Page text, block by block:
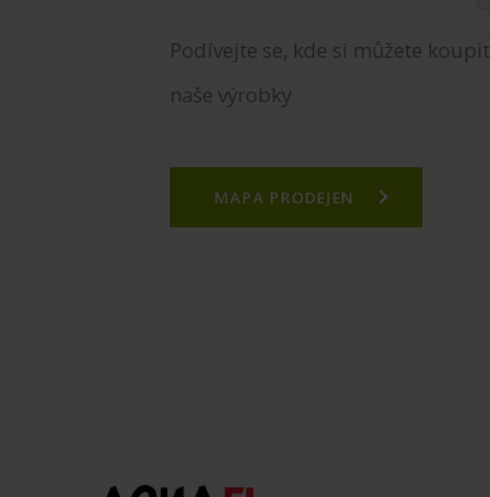
Podívejte se, kde si můžete koupit
naše výrobky
MAPA PRODEJEN